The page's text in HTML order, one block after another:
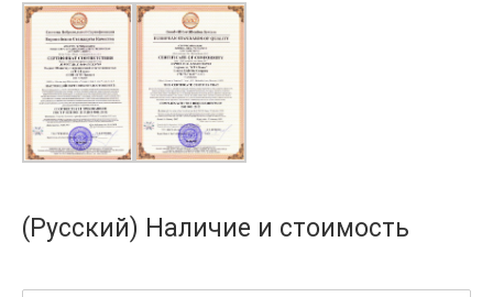
(Русский) Наличие и стоимость